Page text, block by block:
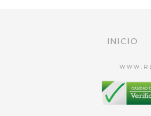
INICIO